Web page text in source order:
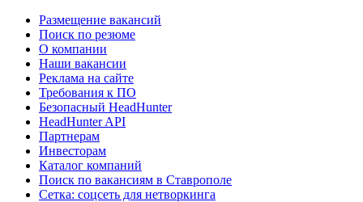
Размещение вакансий
Поиск по резюме
О компании
Наши вакансии
Реклама на сайте
Требования к ПО
Безопасный HeadHunter
HeadHunter API
Партнерам
Инвесторам
Каталог компаний
Поиск по вакансиям в Ставрополе
Сетка: соцсеть для нетворкинга